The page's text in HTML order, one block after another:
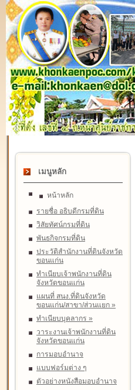
เมนูหลัก
หน้าหลัก
รายชื่อ อธิบดีกรมที่ดิน
วิสัยทัศน์กรมที่ดิน
พันธกิจกรมที่ดิน
ประวัติสำนักงานที่ดินจังหวัด
ขอนแก่น
ทำเนียบเจ้าพนักงานที่ดิน
จังหวัดขอนแก่น
แผนที่ สนง.ที่ดินจังหวัด
ขอนแก่น/สาขา/ส่วนแยก »
ทำเนียบบุคลากร »
วาระงานเจ้าพนักงานที่ดิน
จังหวัดขอนแก่น
การมอบอำนาจ
แบบฟอร์มต่าง ๆ
ตัวอย่างหนังสือมอบอำนาจ